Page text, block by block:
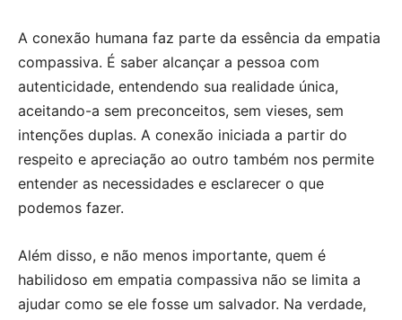
A conexão humana faz parte da essência da empatia
compassiva. É saber alcançar a pessoa com
autenticidade, entendendo sua realidade única,
aceitando-a sem preconceitos, sem vieses, sem
intenções duplas. A conexão iniciada a partir do
respeito e apreciação ao outro também nos permite
entender as necessidades e esclarecer o que
podemos fazer.
Além disso, e não menos importante, quem é
habilidoso em empatia compassiva não se limita a
ajudar como se ele fosse um salvador. Na verdade,